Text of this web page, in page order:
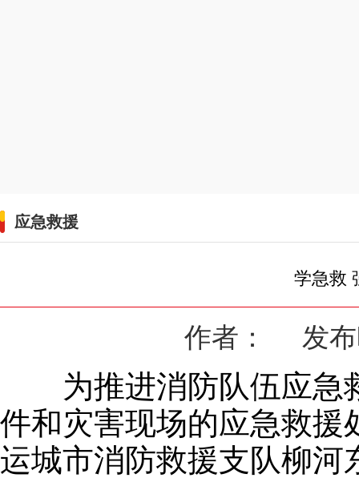
应急救援
学急救
作者： 发布
为推进消防队伍应急救
件和灾害现场的应急救援
运城市消防救援支队柳河